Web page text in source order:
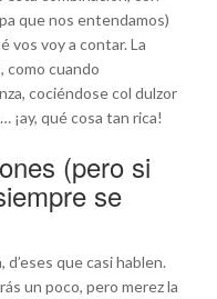
que nos entendamos)
vos voy a contar. La
como cuando
cociéndose col dulzor
¡ay, qué cosa tan rica!
(pero si
se
que casi hablen.
un poco, pero merez la